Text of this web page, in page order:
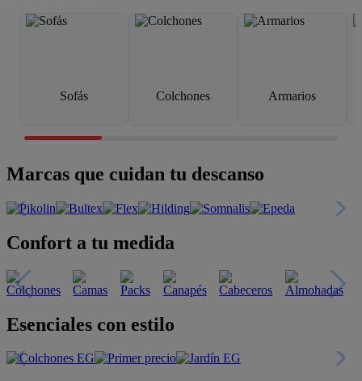
Sofás Colchones Armarios
Marcas que cuidan tu descanso
Confort a tu medida
Esenciales con estilo